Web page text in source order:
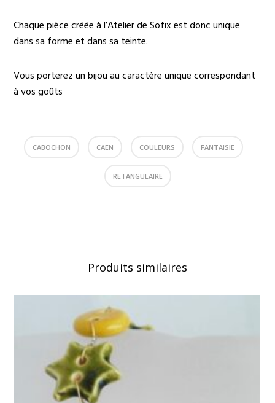
Chaque pièce créée à l’Atelier de Sofix est donc unique
dans sa forme et dans sa teinte.
Vous porterez un bijou au caractère unique correspondant
à vos goûts
CABOCHON CAEN COULEURS FANTAISIE
RETANGULAIRE
Produits similaires